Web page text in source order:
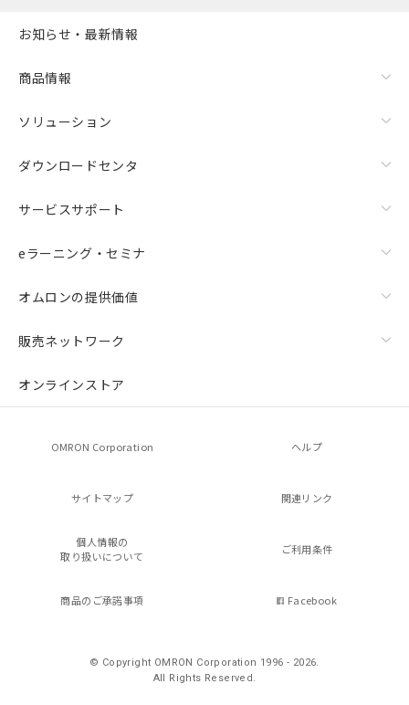
お知らせ・最新情報
商品情報
ソリューション
ダウンロードセンタ
サービスサポート
eラーニング・セミナ
オムロンの提供価値
販売ネットワーク
オンラインストア
OMRON Corporation ヘルプ
サイトマップ 関連リンク
個人情報の
取り扱いについて
ご利用条件
商品のご承諾事項 Facebook
© Copyright OMRON Corporation 1996 - 2026.
All Rights Reserved.